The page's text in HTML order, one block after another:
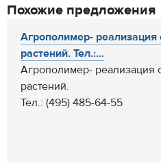
Похожие предложения
Агрополимер- реализация
растений. Тел.:...
Агрополимер- реализация
растений.
Тел.: (495) 485-64-55